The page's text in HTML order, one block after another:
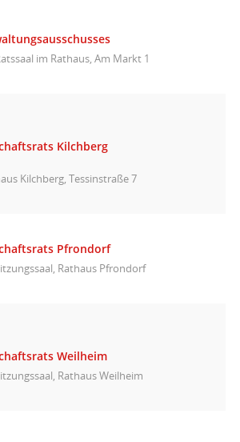
im Rathaus, Am Markt 1
Kilchberg
Kilchberg, Tessinstraße 7
Pfrondorf
Rathaus Pfrondorf
Weilheim
Rathaus Weilheim